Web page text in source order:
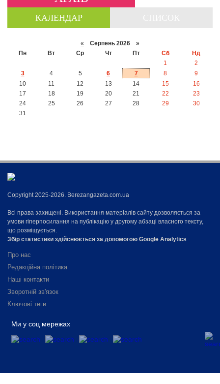
КАЛЕНДАР
« Серпень 2026 »
Пн
Вт Ср Чт Пт Сб
Нд
1
2
3
4 5 6 7 8
9
10
11 12 13 14 15
16
17
18 19 20 21 22
23
24
25 26 27 28 29
30
31
Copyright 2025-2026. Berezangazeta.com.ua
Всі права захищені. Використання матеріалів сайту дозволяється за
умови гіперпосилання на публікацію у другому абзаці власного тексту,
що розміщується.
Збір статистики здійснюється за допомогою Google Analytics
Про нас
Редакційна політика
Наші контакти
Зворотній зв'язок
Ключові теги
Ми у соц мережах